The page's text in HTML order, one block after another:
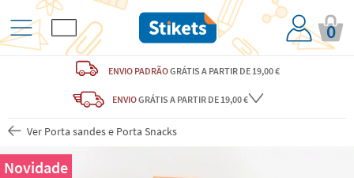
0
ENVIO PADRÃOGRÁTIS A PARTIR DE 19,00 €
ENVIOGRÁTIS A PARTIR DE 19,00 €
Ver Porta sandes e Porta Snacks
Novidade